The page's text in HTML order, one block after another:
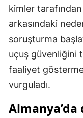
kimler tarafından
arkasındaki
soruşturma
uçuş güvenliğini
faaliyet
vurguladı.